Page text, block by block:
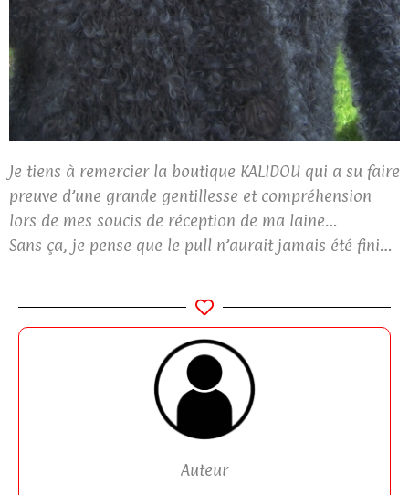
Je tiens à remercier la boutique KALIDOU qui a su faire
preuve d’une grande gentillesse et compréhension
lors de mes soucis de réception de ma laine…
Sans ça, je pense que le pull n’aurait jamais été fini…
Auteur